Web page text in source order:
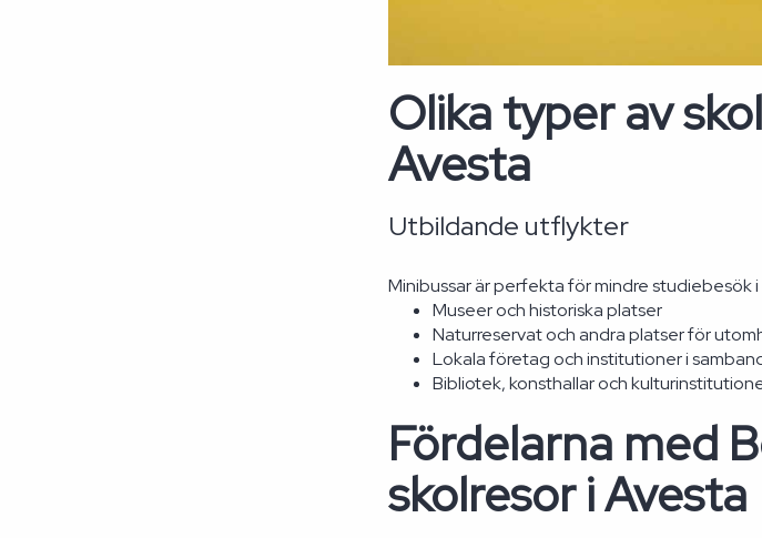
Olika typer av
Avesta
Utbildande utflykter
Minibussar är perfekta för mindre studiebesök i
Museer och historiska platser
Naturreservat och andra platser för
Lokala företag och institutioner i
Bibliotek, konsthallar och
Fördelarna med
skolresor i Avesta